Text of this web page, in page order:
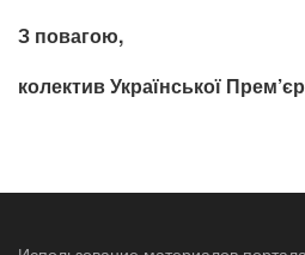
З повагою,
колектив Української